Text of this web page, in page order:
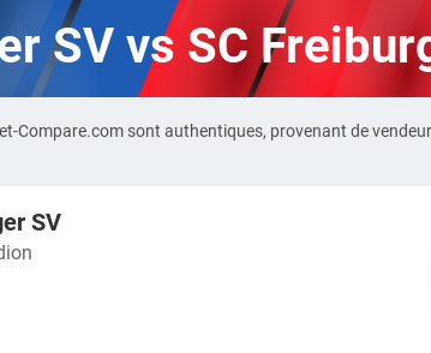
SV vs SC
Compare.com sont authentiques, provenant de
SV